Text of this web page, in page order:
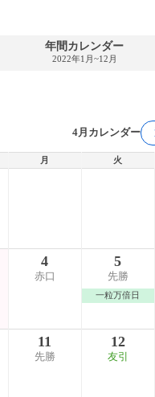
年間カレンダー
2022年1月~12月
4月カレンダー
月 火
4
赤口
5
先勝
一粒万倍日
11
先勝
12
友引